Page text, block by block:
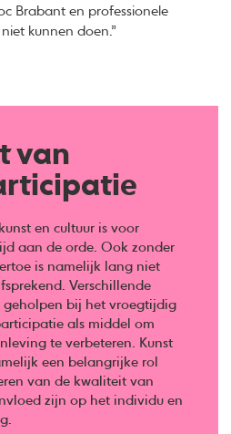
Brabant en professionele
kunnen doen.”
van
en cultuur is voor
aan de orde. Ook zonder
is namelijk lang niet
Verschillende
geholpen bij het vroegtijdig
als middel om
te verbeteren. Kunst
een belangrijke rol
van de kwaliteit van
zijn op het individu en